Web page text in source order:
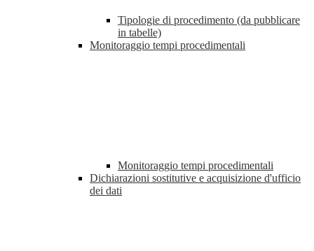
Tipologie di procedimento (da pubblicare
in tabelle)
Monitoraggio tempi procedimentali
Monitoraggio tempi procedimentali
Dichiarazioni sostitutive e acquisizione d'ufficio
dei dati